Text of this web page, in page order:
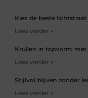
Kies de beste
Lees verder »
Krullen in topvorm
Lees verder »
Stijlvol blijven zonder
Lees verder »